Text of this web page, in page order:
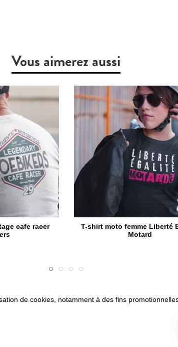
Vous aimerez aussi
cafe racer
T-shirt moto femme Liberté
Motard
Questions
de cookies, notamment à des fins